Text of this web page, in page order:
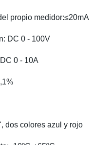
propio medidor:≤20mA
DC 0 - 100V
0 - 10A
dos colores azul y rojo